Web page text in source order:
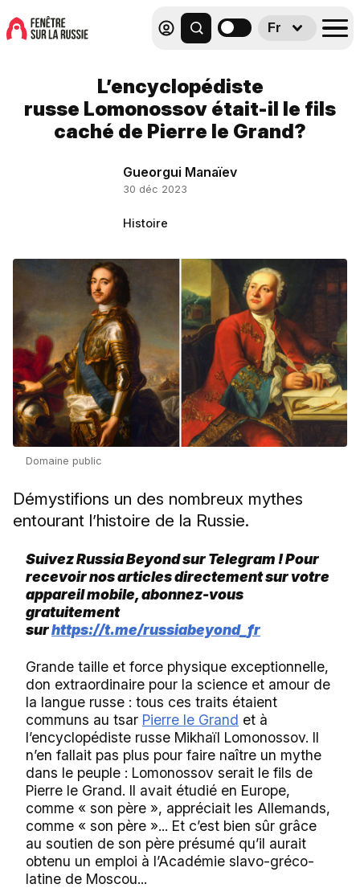
Fr
L’encyclopédiste
russe Lomonossov était-il le fils
caché de Pierre le Grand?
Gueorgui Manaïev
30 déc 2023
Histoire
Domaine public
Démystifions un des nombreux mythes
entourant l’histoire de la Russie.
Suivez Russia Beyond sur Telegram ! Pour
recevoir nos articles directement sur votre
appareil mobile, abonnez-vous
gratuitement
surhttps://t.me/russiabeyond_fr
Grande taille et force physique exceptionnelle,
don extraordinaire pour la science et amour de
la langue russe : tous ces traits étaient
communs au tsar Pierre le Grand et à
l’encyclopédiste russe Mikhaïl Lomonossov. Il
n’en fallait pas plus pour faire naître un mythe
dans le peuple : Lomonossov serait le fils de
Pierre le Grand. Il avait étudié en Europe,
comme « son père », appréciait les Allemands,
comme « son père »... Et c’est bien sûr grâce
au soutien de son père présumé qu’il aurait
obtenu un emploi à l’Académie slavo-gréco-
latine de Moscou...